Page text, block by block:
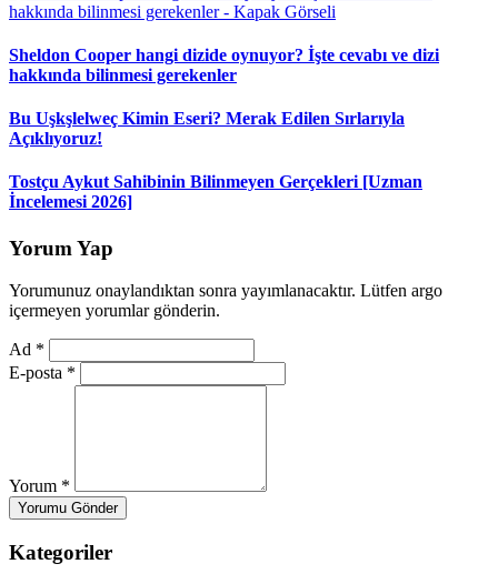
Sheldon Cooper hangi dizide oynuyor? İşte cevabı ve dizi
hakkında bilinmesi gerekenler
Bu Uşkşlelweç Kimin Eseri? Merak Edilen Sırlarıyla
Açıklıyoruz!
Tostçu Aykut Sahibinin Bilinmeyen Gerçekleri [Uzman
İncelemesi 2026]
Yorum Yap
Yorumunuz onaylandıktan sonra yayımlanacaktır. Lütfen argo
içermeyen yorumlar gönderin.
Ad *
E-posta *
Yorum *
Yorumu Gönder
Kategoriler